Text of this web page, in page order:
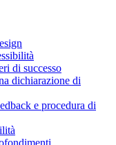
di successo
dichiarazione di
e procedura di